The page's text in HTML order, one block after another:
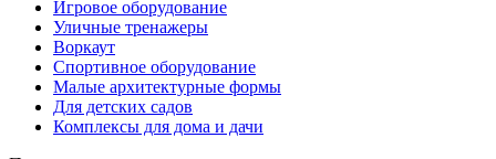
Игровое оборудование
Уличные тренажеры
Воркаут
Спортивное оборудование
Малые архитектурные формы
Для детских садов
Комплексы для дома и дачи